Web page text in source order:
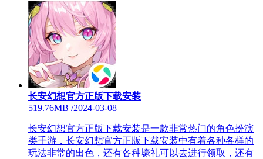
长安幻想官方正版下载安装
519.76MB /2024-03-08
长安幻想官方正版下载安装是一款非常热门的角色扮演
类手游，长安幻想官方正版下载安装中有着各种各样的
玩法非常的出色，还有各种壕礼可以去进行领取，还有